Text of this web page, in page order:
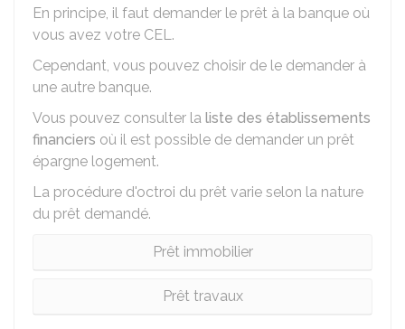
En principe, il faut demander le prêt à la banque où
vous avez votre CEL.
Cependant, vous pouvez choisir de le demander à
une autre banque.
Vous pouvez consulter la liste des établissements
financiers où il est possible de demander un prêt
épargne logement.
La procédure d'octroi du prêt varie selon la nature
du prêt demandé.
Prêt immobilier
Prêt travaux